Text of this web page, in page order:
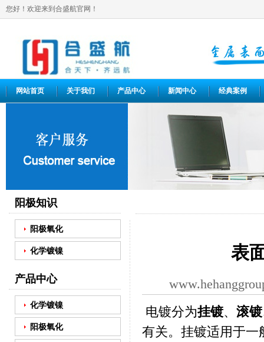
您好！欢迎来到合盛航官网！
网站首页 关于我们 产品中心 新闻中心 经典案例
阳极知识
阳极氧化
化学镀镍
产品中心
化学镀镍
阳极氧化
表
电镀分为挂镀、 滚镀
有关。挂镀适用于一